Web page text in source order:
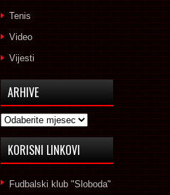
Tenis
Video
Vijesti
ARHIVE
Arhive
KORISNI LINKOVI
Fudbalski klub "Sloboda"